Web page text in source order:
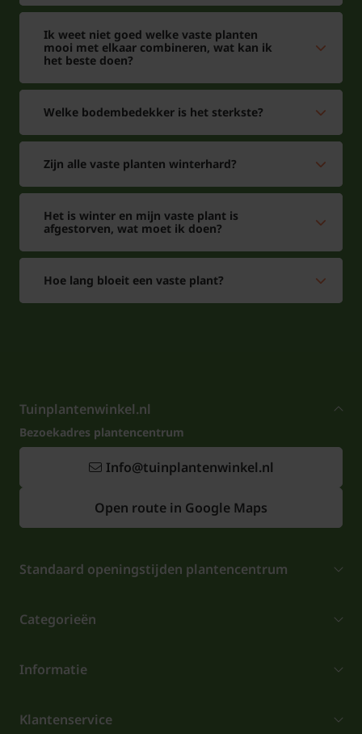
Ik weet niet goed welke vaste planten
mooi met elkaar combineren, wat kan ik
het beste doen?
Welke bodembedekker is het sterkste?
Zijn alle vaste planten winterhard?
Het is winter en mijn vaste plant is
afgestorven, wat moet ik doen?
Hoe lang bloeit een vaste plant?
Tuinplantenwinkel.nl
Bezoekadres plantencentrum
Info@tuinplantenwinkel.nl
Open route in Google Maps
Standaard openingstijden plantencentrum
Categorieën
Informatie
Klantenservice